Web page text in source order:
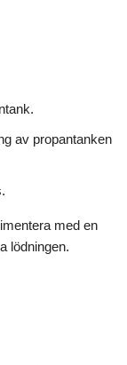
av propantanken
med en
lödningen.